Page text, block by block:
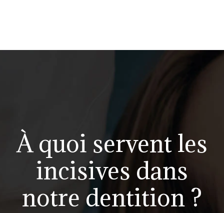
À quoi servent les
incisives dans
notre dentition ?